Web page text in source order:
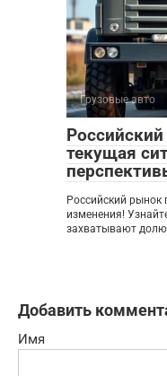
Грузовые авто
текущая
Российский рынок
изменения!
захватывают
Добавить
Имя